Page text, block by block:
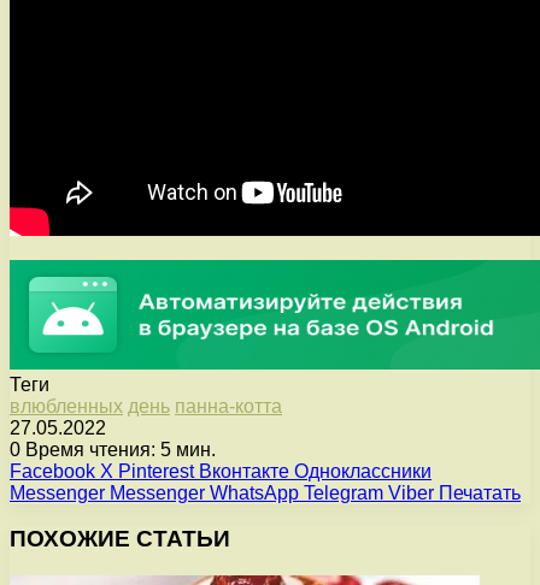
Теги
влюбленных день панна-котта
27.05.2022
0 Время чтения: 5 мин.
Facebook X Pinterest Вконтакте Одноклассники
Messenger Messenger WhatsApp Telegram Viber Печатать
ПОХОЖИЕ СТАТЬИ